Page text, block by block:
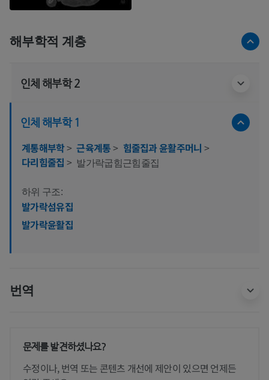
해부학적 계층
인체 해부학 2
인체 해부학 1
계통해부학> 근육계통> 힘줄집과 윤활주머니 >
다리힘줄집 > 발가락굽힘근힘줄집
하위 구조:
발가락섬유집
발가락윤활집
번역
문제를 발견하셨나요?
수정이나, 번역 또는 콘텐츠 개선에 제안이 있으면 언제든